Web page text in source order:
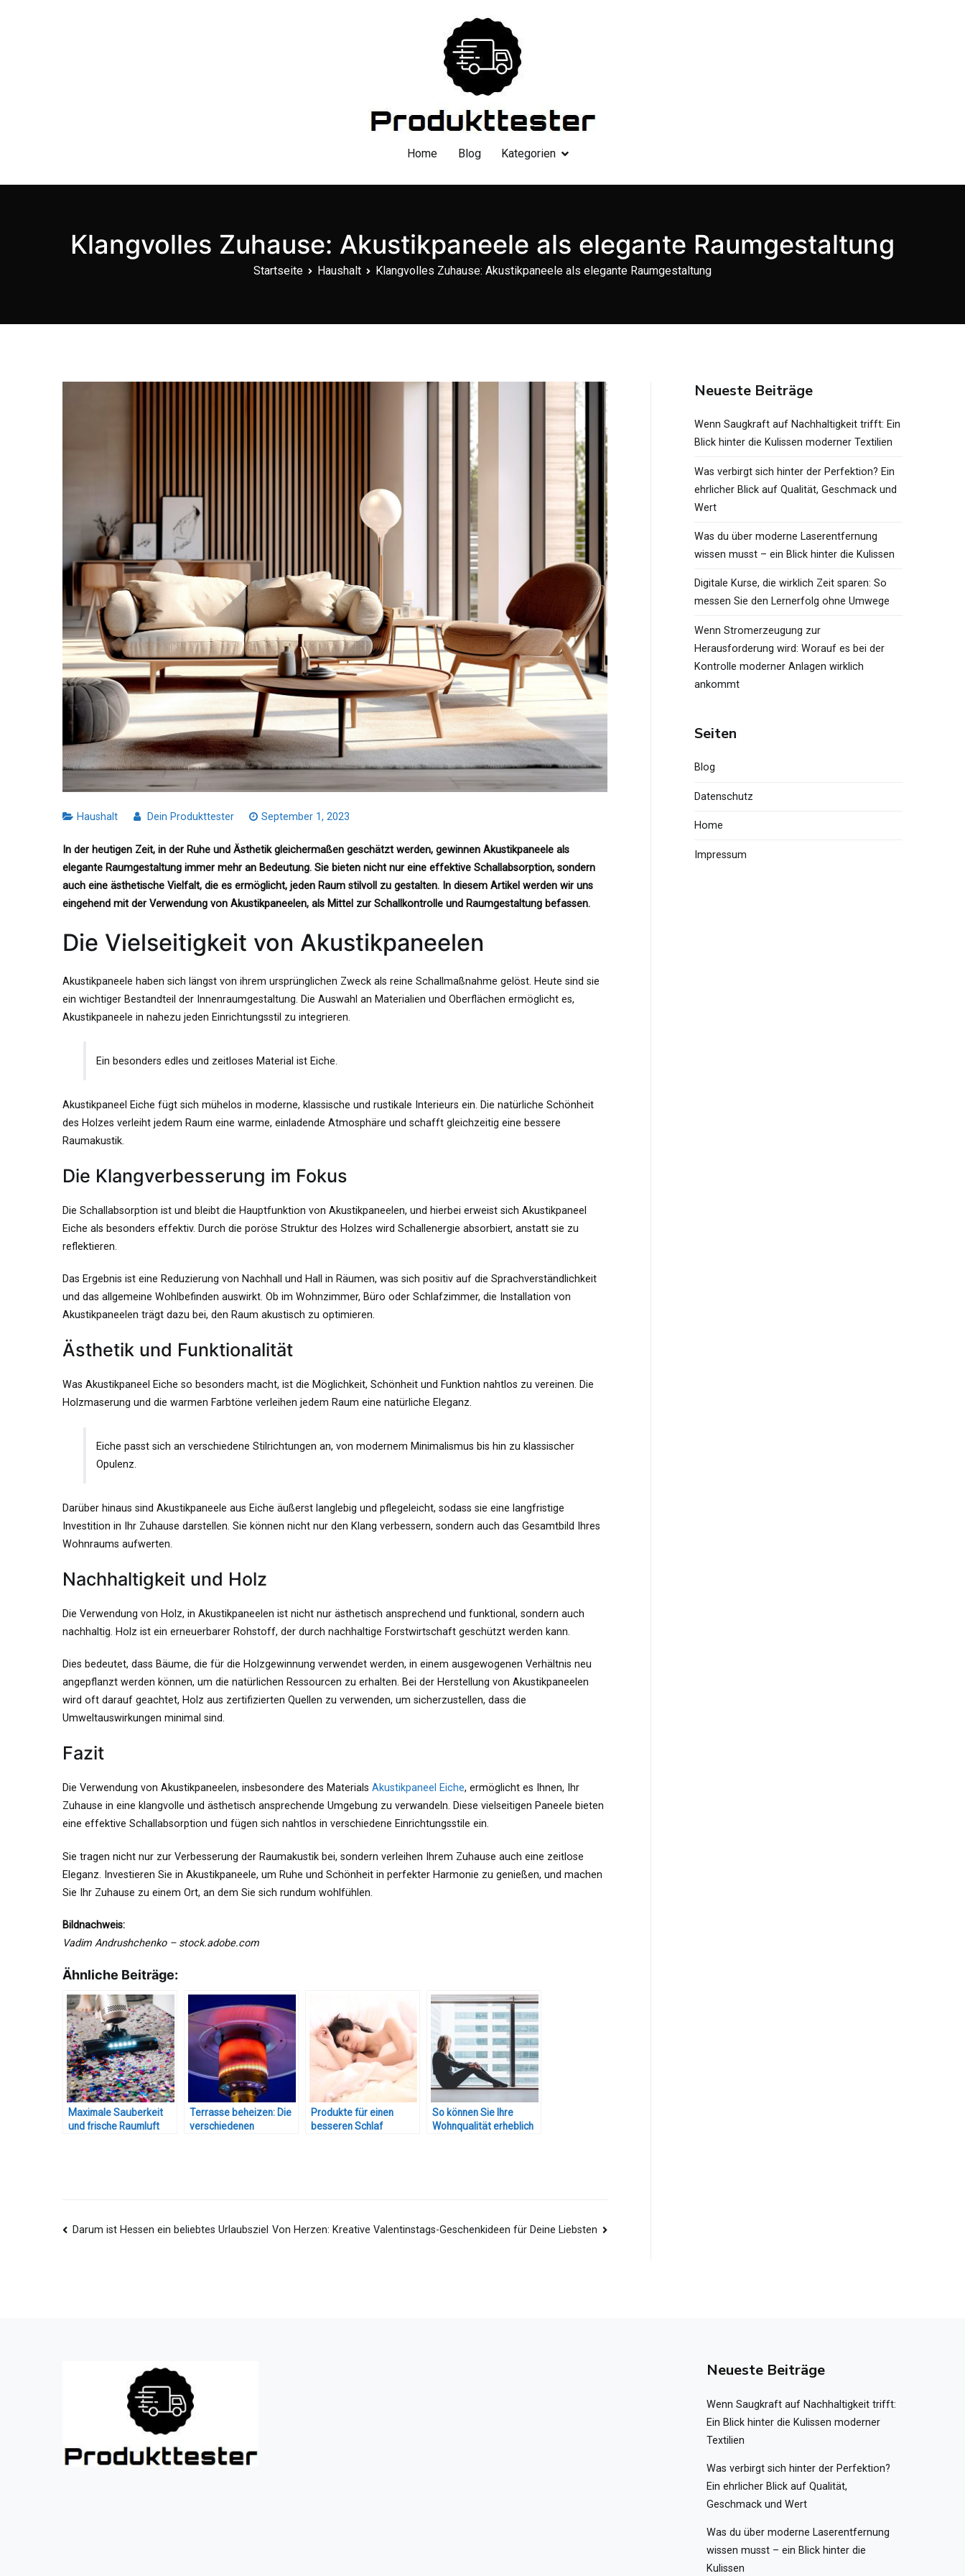
Home Blog Kategorien
Klangvolles Zuhause: Akustikpaneele als elegante Raumgestaltung
Startseite Haushalt Klangvolles Zuhause: Akustikpaneele als elegante Raumgestaltung
Haushalt Dein Produkttester September 1, 2023
In der heutigen Zeit, in der Ruhe und Ästhetik gleichermaßen geschätzt werden, gewinnen Akustikpaneele als
elegante Raumgestaltung immer mehr an Bedeutung. Sie bieten nicht nur eine effektive Schallabsorption, sondern
auch eine ästhetische Vielfalt, die es ermöglicht, jeden Raum stilvoll zu gestalten. In diesem Artikel werden wir uns
eingehend mit der Verwendung von Akustikpaneelen, als Mittel zur Schallkontrolle und Raumgestaltung befassen.
Die Vielseitigkeit von Akustikpaneelen
Akustikpaneele haben sich längst von ihrem ursprünglichen Zweck als reine Schallmaßnahme gelöst. Heute sind sie
ein wichtiger Bestandteil der Innenraumgestaltung. Die Auswahl an Materialien und Oberflächen ermöglicht es,
Akustikpaneele in nahezu jeden Einrichtungsstil zu integrieren.
Ein besonders edles und zeitloses Material ist Eiche.
Akustikpaneel Eiche fügt sich mühelos in moderne, klassische und rustikale Interieurs ein. Die natürliche Schönheit
des Holzes verleiht jedem Raum eine warme, einladende Atmosphäre und schafft gleichzeitig eine bessere
Raumakustik.
Die Klangverbesserung im Fokus
Die Schallabsorption ist und bleibt die Hauptfunktion von Akustikpaneelen, und hierbei erweist sich Akustikpaneel
Eiche als besonders effektiv. Durch die poröse Struktur des Holzes wird Schallenergie absorbiert, anstatt sie zu
reflektieren.
Das Ergebnis ist eine Reduzierung von Nachhall und Hall in Räumen, was sich positiv auf die Sprachverständlichkeit
und das allgemeine Wohlbefinden auswirkt. Ob im Wohnzimmer, Büro oder Schlafzimmer, die Installation von
Akustikpaneelen trägt dazu bei, den Raum akustisch zu optimieren.
Ästhetik und Funktionalität
Was Akustikpaneel Eiche so besonders macht, ist die Möglichkeit, Schönheit und Funktion nahtlos zu vereinen. Die
Holzmaserung und die warmen Farbtöne verleihen jedem Raum eine natürliche Eleganz.
Eiche passt sich an verschiedene Stilrichtungen an, von modernem Minimalismus bis hin zu klassischer
Opulenz.
Darüber hinaus sind Akustikpaneele aus Eiche äußerst langlebig und pflegeleicht, sodass sie eine langfristige
Investition in Ihr Zuhause darstellen. Sie können nicht nur den Klang verbessern, sondern auch das Gesamtbild Ihres
Wohnraums aufwerten.
Nachhaltigkeit und Holz
Die Verwendung von Holz, in Akustikpaneelen ist nicht nur ästhetisch ansprechend und funktional, sondern auch
nachhaltig. Holz ist ein erneuerbarer Rohstoff, der durch nachhaltige Forstwirtschaft geschützt werden kann.
Dies bedeutet, dass Bäume, die für die Holzgewinnung verwendet werden, in einem ausgewogenen Verhältnis neu
angepflanzt werden können, um die natürlichen Ressourcen zu erhalten. Bei der Herstellung von Akustikpaneelen
wird oft darauf geachtet, Holz aus zertifizierten Quellen zu verwenden, um sicherzustellen, dass die
Umweltauswirkungen minimal sind.
Fazit
Die Verwendung von Akustikpaneelen, insbesondere des Materials Akustikpaneel Eiche, ermöglicht es Ihnen, Ihr
Zuhause in eine klangvolle und ästhetisch ansprechende Umgebung zu verwandeln. Diese vielseitigen Paneele bieten
eine effektive Schallabsorption und fügen sich nahtlos in verschiedene Einrichtungsstile ein.
Sie tragen nicht nur zur Verbesserung der Raumakustik bei, sondern verleihen Ihrem Zuhause auch eine zeitlose
Eleganz. Investieren Sie in Akustikpaneele, um Ruhe und Schönheit in perfekter Harmonie zu genießen, und machen
Sie Ihr Zuhause zu einem Ort, an dem Sie sich rundum wohlfühlen.
Bildnachweis:
Vadim Andrushchenko – stock.adobe.com
Ähnliche Beiträge:
Maximale Sauberkeit
und frische Raumluft
Terrasse beheizen: Die
verschiedenen
Produkte für einen
besseren Schlaf
So können Sie Ihre
Wohnqualität erheblich
Beitragsnavigation
Darum ist Hessen ein beliebtes Urlaubsziel Von Herzen: Kreative Valentinstags-Geschenkideen für Deine Liebsten
Neueste Beiträge
Wenn Saugkraft auf Nachhaltigkeit trifft: Ein
Blick hinter die Kulissen moderner Textilien
Was verbirgt sich hinter der Perfektion? Ein
ehrlicher Blick auf Qualität, Geschmack und
Wert
Was du über moderne Laserentfernung
wissen musst – ein Blick hinter die Kulissen
Digitale Kurse, die wirklich Zeit sparen: So
messen Sie den Lernerfolg ohne Umwege
Wenn Stromerzeugung zur
Herausforderung wird: Worauf es bei der
Kontrolle moderner Anlagen wirklich
ankommt
Seiten
Blog
Datenschutz
Home
Impressum
Neueste Beiträge
Wenn Saugkraft auf Nachhaltigkeit trifft:
Ein Blick hinter die Kulissen moderner
Textilien
Was verbirgt sich hinter der Perfektion?
Ein ehrlicher Blick auf Qualität,
Geschmack und Wert
Was du über moderne Laserentfernung
wissen musst – ein Blick hinter die
Kulissen